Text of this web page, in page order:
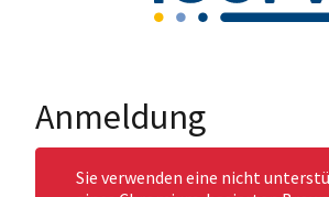
Anmeldung
Sie verwenden eine nicht